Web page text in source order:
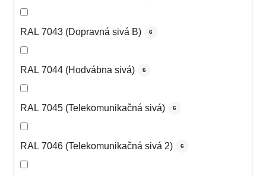
RAL 7043 (Dopravná sivá B) 6
RAL 7044 (Hodvábna sivá) 6
RAL 7045 (Telekomunikačná sivá) 6
RAL 7046 (Telekomunikačná sivá 2) 6